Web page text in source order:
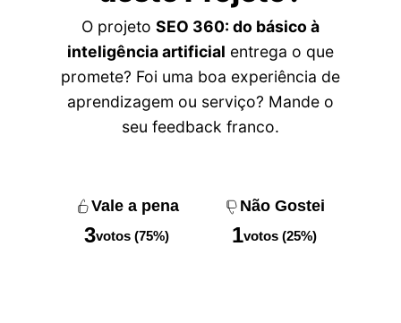
O projeto SEO 360: do básico à
inteligência artificial entrega o que
promete? Foi uma boa experiência de
aprendizagem ou serviço? Mande o
seu feedback franco.
Vale a pena
3votos (75%)
Não Gostei
1votos (25%)